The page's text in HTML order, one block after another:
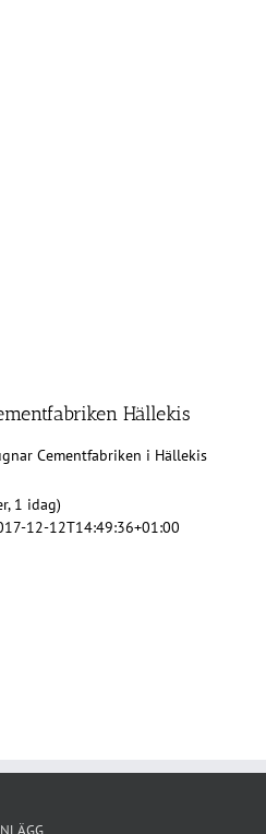
Hällekis
Cementfabriken i Hällekis
1 idag)
12-12T14:49:36+01:00